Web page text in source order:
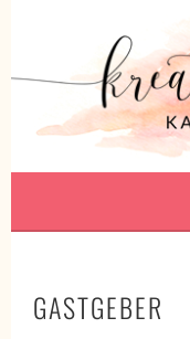
KREATIV SEIN
GASTGEBER